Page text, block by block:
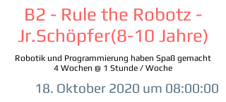
B2 - Rule the Robotz -
Jr.Schöpfer(8-10 Jahre)
Robotik und Programmierung haben Spaß gemacht
4 Wochen @ 1 Stunde / Woche
18. Oktober 2020 um 08:00:00